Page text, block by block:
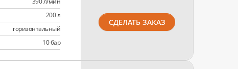
200 л
горизонтальный
10 бар
СДЕЛАТЬ ЗАКАЗ